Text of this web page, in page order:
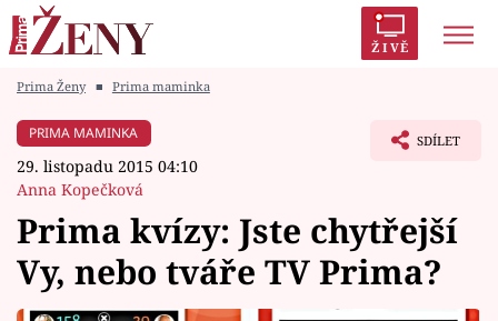
ŽIVĚ
Módní alarm
Zrádci
Témata
Prima Ženy ■ Prima maminka
PRIMA MAMINKA
29. listopadu 2015 04:10
Anna Kopečková
SDÍLET
Prima kvízy: Jste chytřejší
Vy, nebo tváře TV Prima?